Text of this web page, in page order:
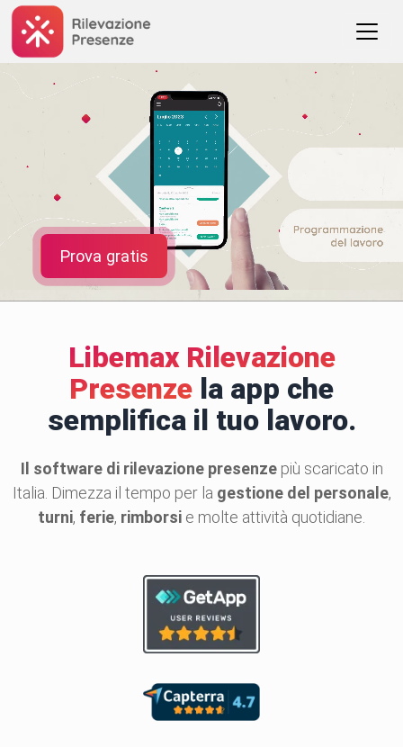
Prova gratis
Libemax Rilevazione
Presenze la app che
semplifica il tuo lavoro.
Il software di rilevazione presenzepiù scaricato in
Italia. Dimezza il tempo per la gestione del personale,
turni, ferie, rimborsi e molte attività quotidiane.